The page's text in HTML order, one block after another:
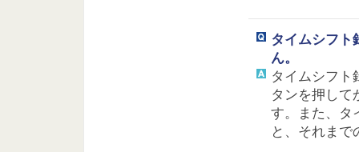
タイムシフト
ん。
タイムシフト
タンを押して
す。また、タ
と、それまで